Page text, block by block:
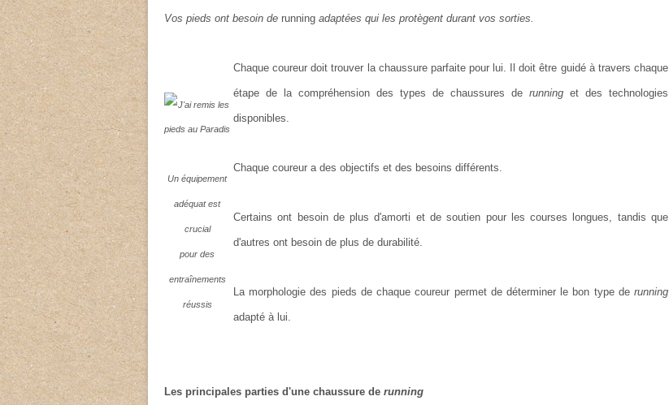
Vos pieds ont besoin de running adaptées qui les protègent durant vos sorties.
Un équipement
adéquat est
crucial
pour des
entraînements
réussis
Chaque coureur doit trouver la chaussure parfaite pour lui. Il doit être guidé à travers chaque
étape de la compréhension des types de chaussures de running et des technologies
disponibles.
Chaque coureur a des objectifs et des besoins différents.
Certains ont besoin de plus d'amorti et de soutien pour les courses longues, tandis que
d'autres ont besoin de plus de durabilité.
La morphologie des pieds de chaque coureur permet de déterminer le bon type de running
adapté à lui.
Les principales parties d'une chaussure de running